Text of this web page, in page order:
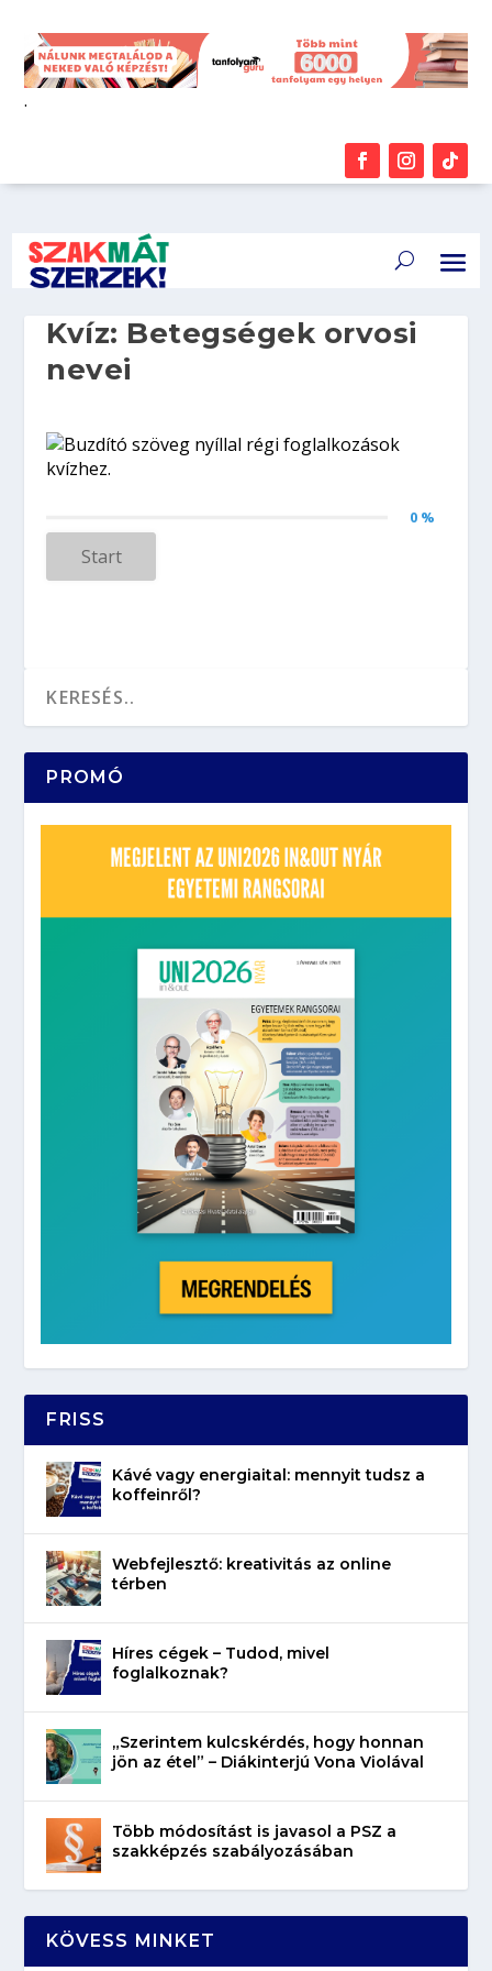
.
Kvíz: Betegségek orvosi
nevei
0 %
Start
PROMÓ
FRISS
Kávé vagy energiaital: mennyit tudsz a
koffeinről?
Webfejlesztő: kreativitás az online
térben
Híres cégek – Tudod, mivel
foglalkoznak?
„Szerintem kulcskérdés, hogy honnan
jön az étel” – Diákinterjú Vona Violával
Több módosítást is javasol a PSZ a
szakképzés szabályozásában
KÖVESS MINKET